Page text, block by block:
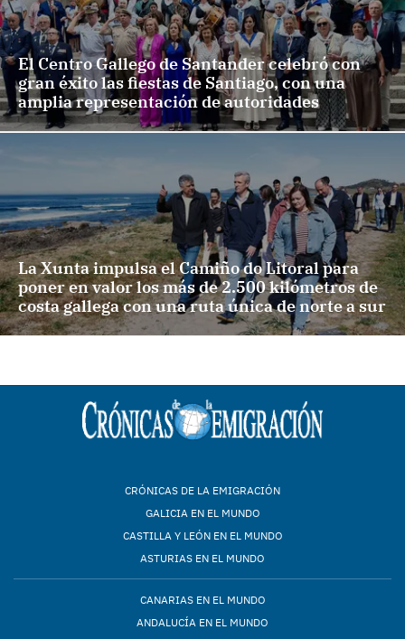
El Centro Gallego de Santander celebró con
gran éxito las fiestas de Santiago, con una
amplia representación de autoridades
La Xunta impulsa el Camiño do Litoral para
poner en valor los más de 2.500 kilómetros de
costa gallega con una ruta única de norte a sur
CRÓNICAS DE LA EMIGRACIÓN
GALICIA EN EL MUNDO
CASTILLA Y LEÓN EN EL MUNDO
ASTURIAS EN EL MUNDO
CANARIAS EN EL MUNDO
ANDALUCÍA EN EL MUNDO